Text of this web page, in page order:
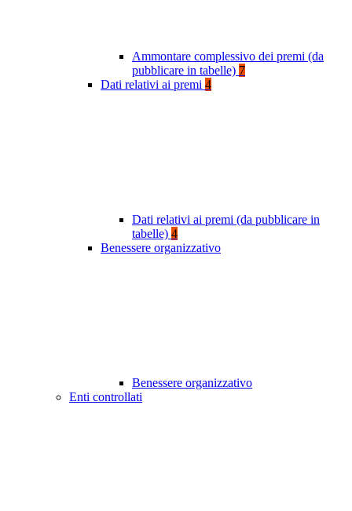
Ammontare complessivo dei premi (da
pubblicare in tabelle) 7
Dati relativi ai premi 4
Dati relativi ai premi (da pubblicare in
tabelle) 4
Benessere organizzativo
Benessere organizzativo
Enti controllati